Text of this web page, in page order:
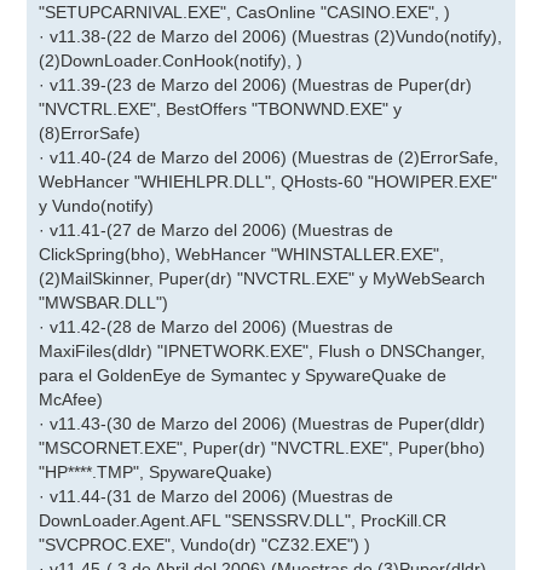
"SETUPCARNIVAL.EXE", CasOnline "CASINO.EXE", )
· v11.38-(22 de Marzo del 2006) (Muestras (2)Vundo(notify),
(2)DownLoader.ConHook(notify), )
· v11.39-(23 de Marzo del 2006) (Muestras de Puper(dr)
"NVCTRL.EXE", BestOffers "TBONWND.EXE" y
(8)ErrorSafe)
· v11.40-(24 de Marzo del 2006) (Muestras de (2)ErrorSafe,
WebHancer "WHIEHLPR.DLL", QHosts-60 "HOWIPER.EXE"
y Vundo(notify)
· v11.41-(27 de Marzo del 2006) (Muestras de
ClickSpring(bho), WebHancer "WHINSTALLER.EXE",
(2)MailSkinner, Puper(dr) "NVCTRL.EXE" y MyWebSearch
"MWSBAR.DLL")
· v11.42-(28 de Marzo del 2006) (Muestras de
MaxiFiles(dldr) "IPNETWORK.EXE", Flush o DNSChanger,
para el GoldenEye de Symantec y SpywareQuake de
McAfee)
· v11.43-(30 de Marzo del 2006) (Muestras de Puper(dldr)
"MSCORNET.EXE", Puper(dr) "NVCTRL.EXE", Puper(bho)
"HP****.TMP", SpywareQuake)
· v11.44-(31 de Marzo del 2006) (Muestras de
DownLoader.Agent.AFL "SENSSRV.DLL", ProcKill.CR
"SVCPROC.EXE", Vundo(dr) "CZ32.EXE") )